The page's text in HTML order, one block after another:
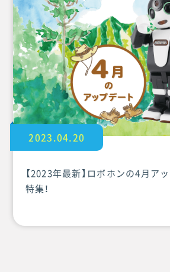
2023.04.20
【2023年最新】ロボホンの4月ア
特集！